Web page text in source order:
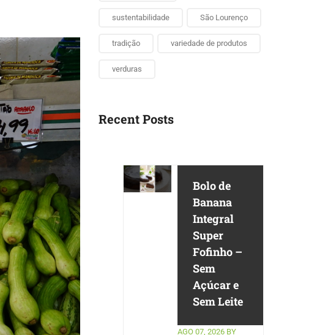
sustentabilidade São Lourenço
tradição variedade de produtos
verduras
Recent Posts
Bolo de
Banana
Integral
Super
Fofinho –
Sem
Açúcar e
Sem Leite
AGO 07, 2026 BY